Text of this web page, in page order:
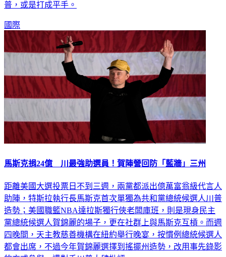
普，或是打成平手。
國際
馬斯克捐24億 川最強助選員！賀陣營回防「藍牆」三州
距離美國大選投票日不到三週，兩黨都派出億萬富翁級代言人
助陣，特斯拉執行長馬斯克首次單獨為共和黨總統候選人川普
造勢；美國職籃NBA達拉斯獨行俠老闆庫班，則是現身民主
黨總統候選人賀錦麗的場子，更在社群上與馬斯克互槓。而週
四晚間，天主教慈善機構在紐約舉行晚宴，按慣例總統候選人
都會出席，不過今年賀錦麗選擇到搖擺州造勢，改用事先錄影